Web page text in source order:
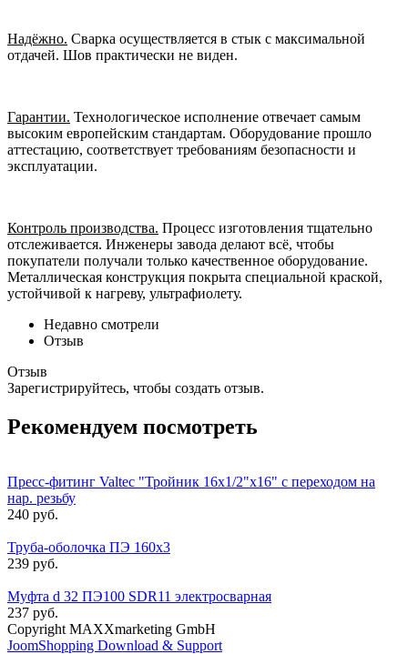
Надёжно. Сварка осуществляется в стык с максимальной
отдачей. Шов практически не виден.
Гарантии. Технологическое исполнение отвечает самым
высоким европейским стандартам. Оборудование прошло
аттестацию, соответствует требованиям безопасности и
эксплуатации.
Контроль производства. Процесс изготовления тщательно
отслеживается. Инженеры завода делают всё, чтобы
покупатели получали только качественное оборудование.
Металлическая конструкция покрыта специальной краской,
устойчивой к нагреву, ультрафиолету.
Недавно смотрели
Отзыв
Отзыв
Зарегистрируйтесь, чтобы создать отзыв.
Рекомендуем посмотреть
Пресс-фитинг Valtec "Тройник 16х1/2"х16" с переходом на
нар. резьбу
240 руб.
Труба-оболочка ПЭ 160x3
239 руб.
Муфта d 32 ПЭ100 SDR11 электросварная
237 руб.
Copyright MAXXmarketing GmbH
JoomShopping Download & Support